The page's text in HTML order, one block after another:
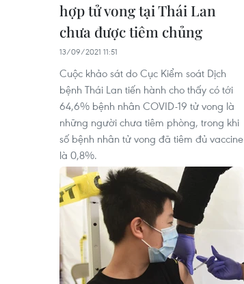
hợp tử vong tại Thái Lan
chưa được tiêm chủng
13/09/2021 11:51
Cuộc khảo sát do Cục Kiểm soát Dịch
bệnh Thái Lan tiến hành cho thấy có tới
64,6% bệnh nhân COVID-19 tử vong là
những người chưa tiêm phòng, trong khi
số bệnh nhân tử vong đã tiêm đủ vaccine
là 0,8%.